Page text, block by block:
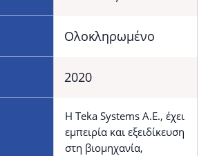
Ολοκληρωμένο
2020
Η Teka Systems Α.Ε., έχει
εμπειρία και εξειδίκευση
στη βιομηχανία,